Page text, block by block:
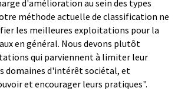
d'amélioration au sein des types
méthode actuelle de classification ne
les meilleures exploitations pour la
en général. Nous devons plutôt
qui parviennent à limiter leur
domaines d'intérêt sociétal, et
et encourager leurs pratiques".